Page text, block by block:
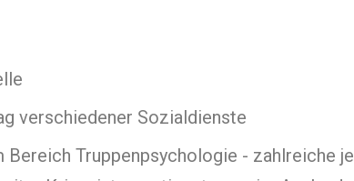
verschiedener Sozialdienste
Truppenpsychologie - zahlreiche